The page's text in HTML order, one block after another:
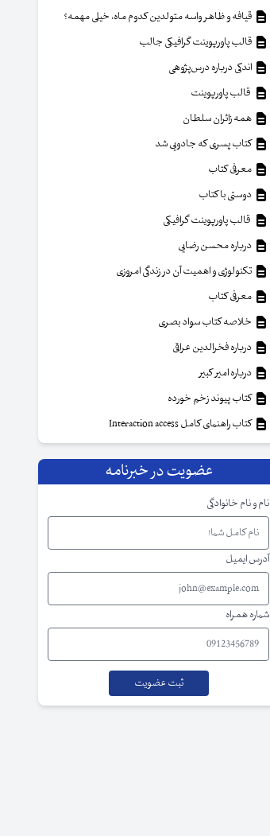
قیافه و ظاهر واسه متولدین کدوم ماه، خیلی مهمه؟
قالب پاورپوینت گرافیکی جالب
اندکی درباره درس‌پژوهی
قالب پاورپوینت
همه زائران سلطان
کتاب پسری که جادویی شد
معرفی کتاب
دوستی با کتاب
قالب پاورپوینت گرافیکی
درباره محسن رضایی
تکنولوژی و اهمیت آن در زندگی امروزی
معرفی کتاب
خلاصه کتاب سواد بصری
درباره فخرالدین عراقی
درباره امیر کبیر
کتاب پیوند زخم خورده
کتاب راهنمای کامل Interaction access
عضویت در خبرنامه
نام و نام خانوادگی
آدرس ایمیل
شماره همراه